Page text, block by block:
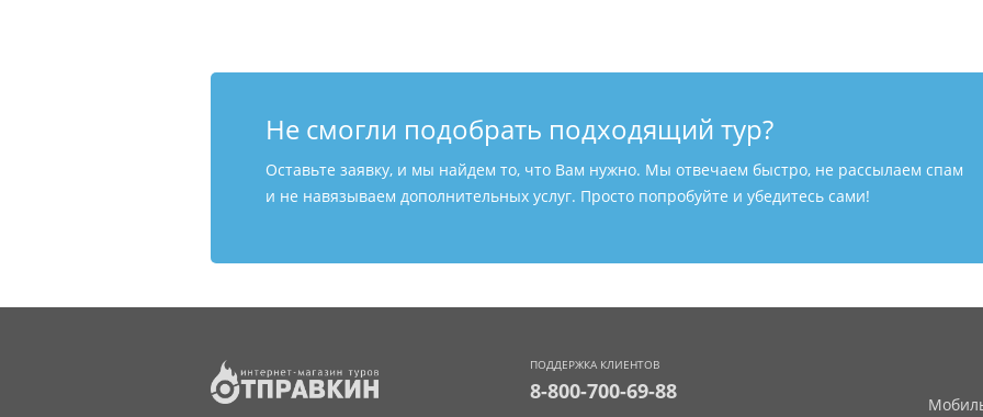
Не смогли подобрать подходящий тур?
Оставьте заявку, и мы найдем то, что Вам нужно. Мы отвечаем быстро, не рассылаем спам
и не навязываем дополнительных услуг. Просто попробуйте и убедитесь сами!
ПОДДЕРЖКА КЛИЕНТОВ
8-800-700-69-88